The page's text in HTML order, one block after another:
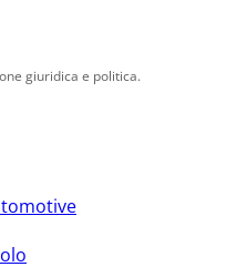
giuridica e politica.